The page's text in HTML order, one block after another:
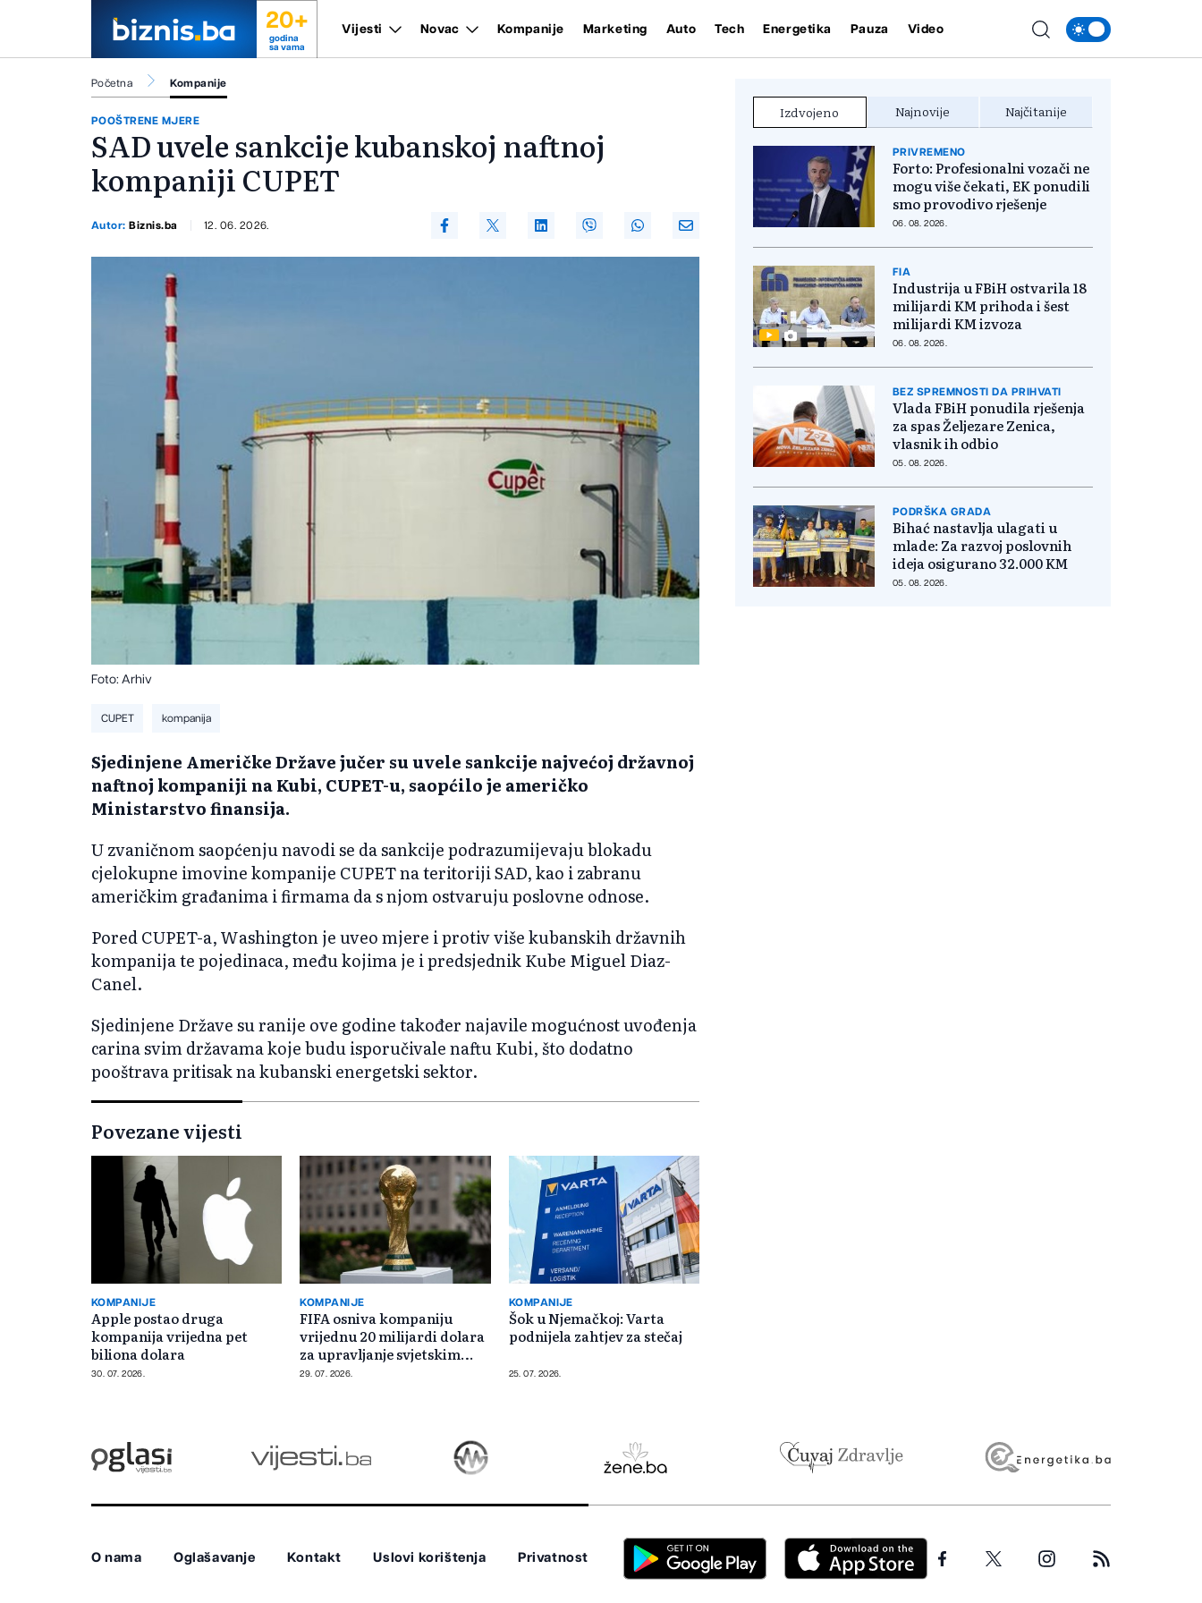
20+
godina
sa vama
Vijesti Novac Kompanije Marketing Auto Tech Energetika Pauza Video
Početna Kompanije
POOŠTRENE MJERE
SAD uvele sankcije kubanskoj naftnoj
kompaniji CUPET
Autor:Biznis.ba 12. 06. 2026.
Foto: Arhiv
CUPET kompanija
Sjedinjene Američke Države jučer su uvele sankcije najvećoj državnoj
naftnoj kompaniji na Kubi, CUPET-u, saopćilo je američko
Ministarstvo finansija.
U zvaničnom saopćenju navodi se da sankcije podrazumijevaju blokadu
cjelokupne imovine kompanije CUPET na teritoriji SAD, kao i zabranu
američkim građanima i firmama da s njom ostvaruju poslovne odnose.
Pored CUPET-a, Washington je uveo mjere i protiv više kubanskih državnih
kompanija te pojedinaca, među kojima je i predsjednik Kube Miguel Diaz-
Canel.
Sjedinjene Države su ranije ove godine također najavile mogućnost uvođenja
carina svim državama koje budu isporučivale naftu Kubi, što dodatno
pooštrava pritisak na kubanski energetski sektor.
Povezane vijesti
KOMPANIJE
Apple postao druga
kompanija vrijedna pet
biliona dolara
30. 07. 2026.
KOMPANIJE
FIFA osniva kompaniju
vrijednu 20 milijardi dolara
za upravljanje svjetskim
prvenstvima
29. 07. 2026.
KOMPANIJE
Šok u Njemačkoj: Varta
podnijela zahtjev za stečaj
25. 07. 2026.
Izdvojeno Najnovije Najčitanije
PRIVREMENO
Forto: Profesionalni vozači ne
mogu više čekati, EK ponudili
smo provodivo rješenje
06. 08. 2026.
FIA
Industrija u FBiH ostvarila 18
milijardi KM prihoda i šest
milijardi KM izvoza
06. 08. 2026.
BEZ SPREMNOSTI DA PRIHVATI
Vlada FBiH ponudila rješenja
za spas Željezare Zenica,
vlasnik ih odbio
05. 08. 2026.
PODRŠKA GRADA
Bihać nastavlja ulagati u
mlade: Za razvoj poslovnih
ideja osigurano 32.000 KM
05. 08. 2026.
O nama Oglašavanje Kontakt Uslovi korištenja Privatnost